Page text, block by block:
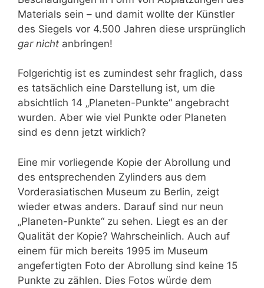
Materials sein – und damit wollte der Künstler
des Siegels vor 4.500 Jahren diese ursprünglich
gar nicht anbringen!
Folgerichtig ist es zumindest sehr fraglich, dass
es tatsächlich eine Darstellung ist, um die
absichtlich 14 „Planeten-Punkte“ angebracht
wurden. Aber wie viel Punkte oder Planeten
sind es denn jetzt wirklich?
Eine mir vorliegende Kopie der Abrollung und
des entsprechenden Zylinders aus dem
Vorderasiatischen Museum zu Berlin, zeigt
wieder etwas anders. Darauf sind nur neun
„Planeten-Punkte“ zu sehen. Liegt es an der
Qualität der Kopie? Wahrscheinlich. Auch auf
einem für mich bereits 1995 im Museum
angefertigten Foto der Abrollung sind keine 15
Punkte zu zählen. Dies Fotos würde dem